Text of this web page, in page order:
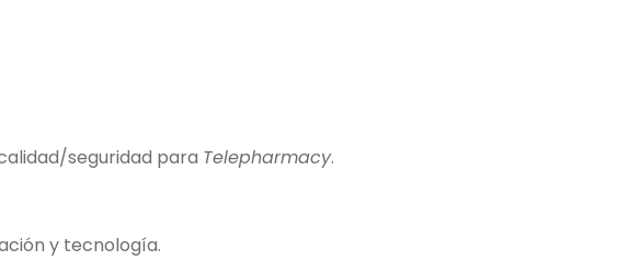
seguridad para Telepharmacy.
y tecnología.